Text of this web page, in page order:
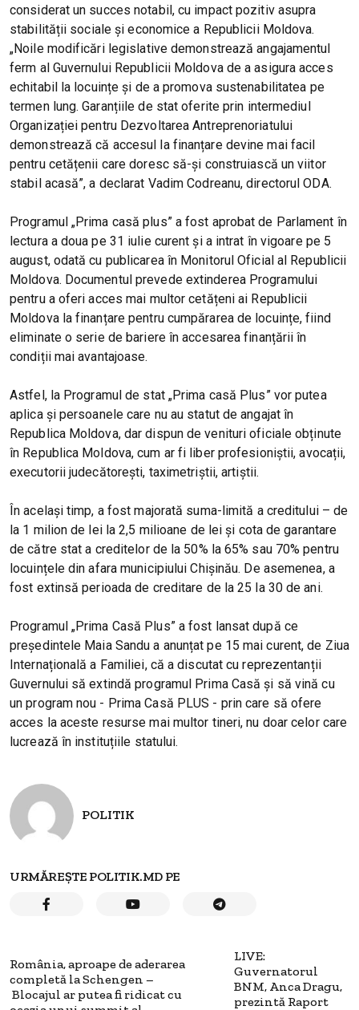
considerat un succes notabil, cu impact pozitiv asupra
stabilității sociale și economice a Republicii Moldova.
„Noile modificări legislative demonstrează angajamentul
ferm al Guvernului Republicii Moldova de a asigura acces
echitabil la locuințe și de a promova sustenabilitatea pe
termen lung. Garanțiile de stat oferite prin intermediul
Organizației pentru Dezvoltarea Antreprenoriatului
demonstrează că accesul la finanțare devine mai facil
pentru cetățenii care doresc să-și construiască un viitor
stabil acasă”, a declarat Vadim Codreanu, directorul ODA.
Programul „Prima casă plus” a fost aprobat de Parlament în
lectura a doua pe 31 iulie curent și a intrat în vigoare pe 5
august, odată cu publicarea în Monitorul Oficial al Republicii
Moldova. Documentul prevede extinderea Programului
pentru a oferi acces mai multor cetățeni ai Republicii
Moldova la finanțare pentru cumpărarea de locuințe, fiind
eliminate o serie de bariere în accesarea finanțării în
condiții mai avantajoase.
Astfel, la Programul de stat „Prima casă Plus” vor putea
aplica și persoanele care nu au statut de angajat în
Republica Moldova, dar dispun de venituri oficiale obținute
în Republica Moldova, cum ar fi liber profesioniștii, avocații,
executorii judecătorești, taximetriștii, artiștii.
În același timp, a fost majorată suma-limită a creditului – de
la 1 milion de lei la 2,5 milioane de lei și cota de garantare
de către stat a creditelor de la 50% la 65% sau 70% pentru
locuințele din afara municipiului Chișinău. De asemenea, a
fost extinsă perioada de creditare de la 25 la 30 de ani.
Programul „Prima Casă Plus” a fost lansat după ce
președintele Maia Sandu a anunțat pe 15 mai curent, de Ziua
Internațională a Familiei, că a discutat cu reprezentanții
Guvernului să extindă programul Prima Casă și să vină cu
un program nou - Prima Casă PLUS - prin care să ofere
acces la aceste resurse mai multor tineri, nu doar celor care
lucrează în instituțiile statului.
POLITIK
URMĂREȘTE POLITIK.MD PE
România, aproape de aderarea
completă la Schengen –
Blocajul ar putea fi ridicat cu
LIVE:
Guvernatorul
BNM, Anca Dragu,
prezintă Raport